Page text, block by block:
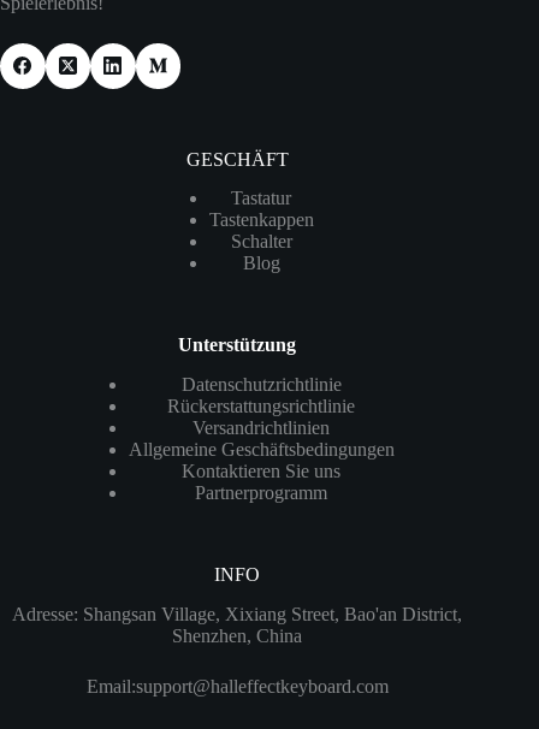
GESCHÄFT
Tastatur
Tastenkappen
Schalter
Blog
Unterstützung
Datenschutzrichtlinie
Rückerstattungsrichtlinie
Versandrichtlinien
Allgemeine Geschäftsbedingungen
Kontaktieren Sie uns
Partnerprogramm
INFO
Adresse: Shangsan Village, Xixiang Street, Bao'an District,
Shenzhen, China
Email:support@halleffectkeyboard.com